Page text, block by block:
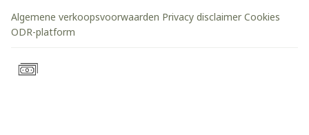
Algemene verkoopsvoorwaarden Privacy disclaimer Cookies
ODR-platform